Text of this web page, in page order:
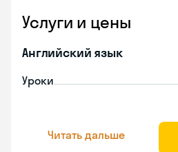
Услуги и цены
Английский язык
Уроки
Читать дальше